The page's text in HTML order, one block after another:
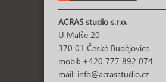
ACRAS studio s.r.o.
U Malše 20
370 01 České Budějovice
mobil: +420 777 892 074
mail: info@acrasstudio.cz